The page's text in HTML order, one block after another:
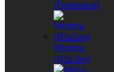
(Германия)
Mottura
(Италия)